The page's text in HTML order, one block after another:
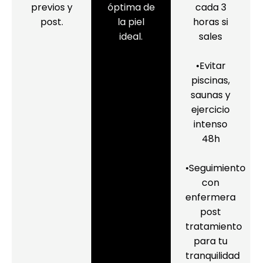
previos y
post.
óptima de
la piel
ideal.
cada 3
horas si
sales
•Evitar
piscinas,
saunas y
ejercicio
intenso
48h
•Seguimiento
con
enfermera
post
tratamiento
para tu
tranquilidad